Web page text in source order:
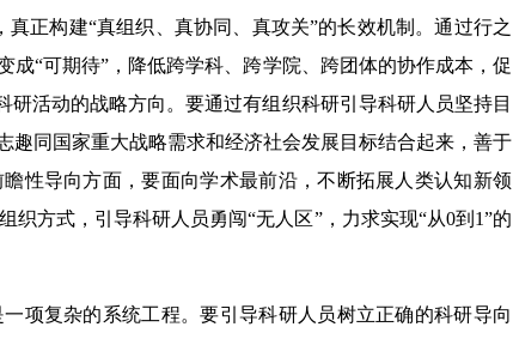
正构建“真组织、真协同、真攻关”的长效机制。通过行之
成“可期待”，降低跨学科、跨学院、跨团体的协作成本，促
研活动的战略方向。要通过有组织科研引导科研人员坚持目
趣同国家重大战略需求和经济社会发展目标结合起来，善于
性导向方面，要面向学术最前沿，不断拓展人类认知新领
方式，引导科研人员勇闯“无人区”，力求实现“从0到1”的
复杂的系统工程。要引导科研人员树立正确的科研导向